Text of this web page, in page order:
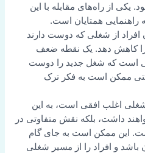
از راه‌های مقابله با این
راهنمایی همتایان است.
افراد از شغلی که دوست دارند
را کاهش دهد. یک نقطه ضعف
است که شغل جدید را دوست
حتی ممکن است به فکر ترک
اغلب افقی است، به این
داشت، بلکه نقش متفاوتی در
این ممکن است به جای گام
باشد و افراد را از مسیر شغلی